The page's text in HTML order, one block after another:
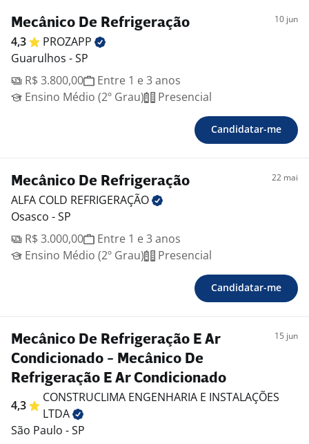
Mecânico De Refrigeração 10 jun
4,3
PROZAPP
Guarulhos - SP
R$ 3.800,00
Entre 1 e 3 anos
Ensino Médio (2º Grau)
Presencial
Candidatar-me
Mecânico De Refrigeração 22 mai
ALFA COLD REFRIGERAÇÃO
Osasco - SP
R$ 3.000,00
Entre 1 e 3 anos
Ensino Médio (2º Grau)
Presencial
Candidatar-me
Mecânico De Refrigeração E Ar
Condicionado - Mecânico De
Refrigeração E Ar Condicionado
15 jun
4,3
CONSTRUCLIMA ENGENHARIA E INSTALAÇÕES
LTDA
São Paulo - SP